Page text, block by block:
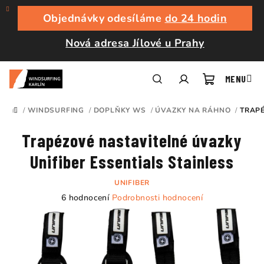
Přejít
obsah
Objednávky odesíláme do 24 hodin
Nová adresa Jílové u Prahy
košík
DOMŮ
/ WINDSURFING / DOPLŇKY WS / ÚVAZKY NA RÁHNO /
Trapézové nastavitelné úvazky
Unifiber Essentials Stainless
UNIFIBER
Průměrné
produktu
je
5,0
z
6 hodnocení Podrobnosti hodnocení